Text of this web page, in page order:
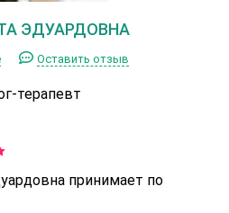
ЭДУАРДОВНА
Оставить отзыв
терапевт
принимает по